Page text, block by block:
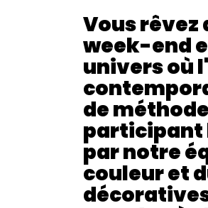
Vous
week-end
univers où
de
participant
par notre
couleur et